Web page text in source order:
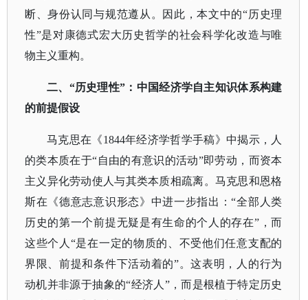
断、身份认同与规范遵从。因此，本文中的“历史理
性”是对康德式宏大历史哲学的社会科学化改造与唯
物主义重构。
二、 “历史理性”：中国经济学自主知识体系构建
的前提假设
马克思在《1844年经济学哲学手稿》中揭示，人
的类本质在于“自由的有意识的活动”即劳动，而资本
主义异化劳动使人与其类本质相疏离。马克思和恩格
斯在《德意志意识形态》中进一步指出：“全部人类
历史的第一个前提无疑是有生命的个人的存在”，而
这些个人“是在一定的物质的、不受他们任意支配的
界限、前提和条件下活动着的”。这表明，人的行为
动机并非源于抽象的“经济人”，而是根植于特定历史